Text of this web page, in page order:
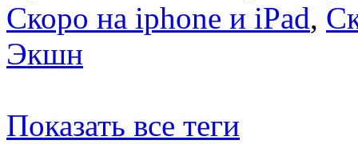
Скоро на iphone и iPad,
Экшн
Показать все теги